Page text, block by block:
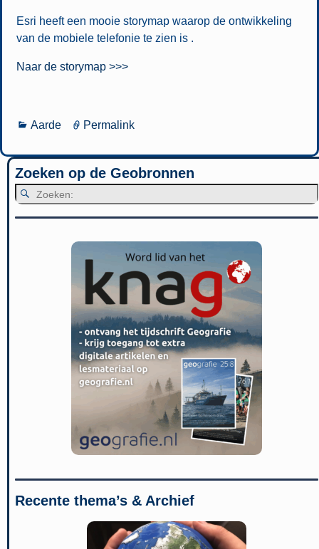
Esri heeft een mooie storymap waarop de ontwikkeling
van de mobiele telefonie te zien is .
Naar de storymap >>>
Aarde Permalink
Zoeken op de Geobronnen
Recente thema’s & Archief